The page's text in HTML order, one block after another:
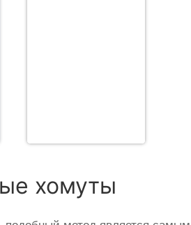
хомуты